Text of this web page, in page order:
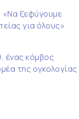
«Να ξεφύγουμε
για όλους»
ένας κόμβος
της ογκολογίας